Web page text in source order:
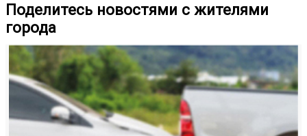
Поделитесь новостями с жителями
города